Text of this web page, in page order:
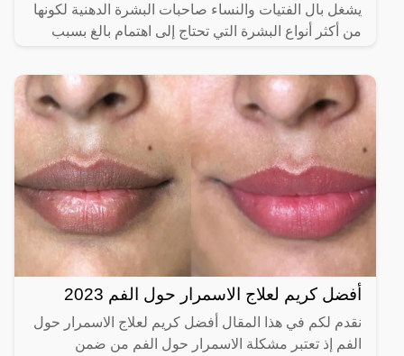
يشغل بال الفتيات والنساء صاحبات البشرة الدهنية لكونها
من أكثر أنواع البشرة التي تحتاج إلى اهتمام بالغ بسبب
أفضل كريم لعلاج الاسمرار حول الفم 2023
نقدم لكم في هذا المقال أفضل كريم لعلاج الاسمرار حول
الفم إذ تعتبر مشكلة الاسمرار حول الفم من ضمن